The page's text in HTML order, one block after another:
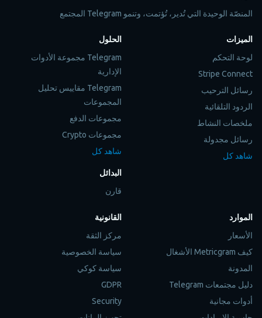
المنصّة الوحيدة التي تُدير، تُؤتمت، وتنمو Telegram المجتمع
الميزات
لوحة التحكم
Stripe Connect
رسائل الترحيب
الردود التلقائية
ملخصات النشاط
رسائل مجدولة
شاهد كل
الحلول
Telegram مجموعة الأدوات
الإدارية
Telegram مقاييس تحليل
المجموعات
مجموعات الدفع
مجموعات Crypto
شاهد كل
البدائل
قارن
الموارد
الأسعار
كيف Metricgram الأشغال
المدونة
دليل مجتمعات Telegram
أدوات مجانية
القانونية
مركز الثقة
سياسة الخصوصية
سياسة كوكي
GDPR
Security